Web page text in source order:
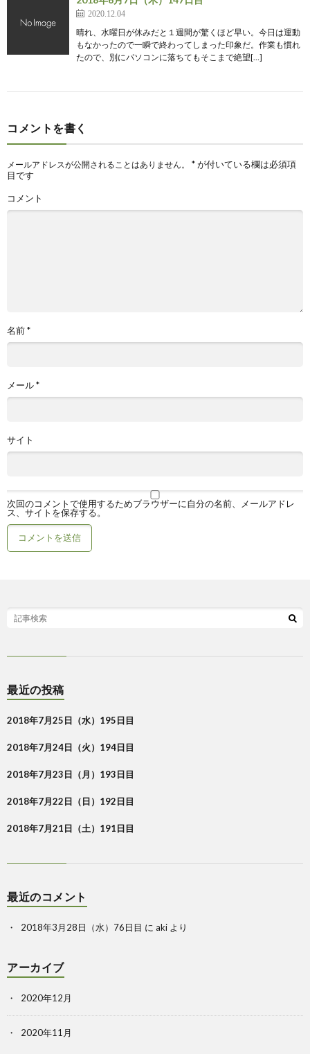
2020.12.04
晴れ、水曜日が休みだと１週間が驚くほど早い。今日は運動
もなかったので一瞬で終わってしまった印象だ。作業も慣れ
たので、別にパソコンに落ちてもそこまで絶望[…]
コメントを書く
メールアドレスが公開されることはありません。 *が付いている欄は必須項
目です
コメント
名前*
メール*
サイト
次回のコメントで使用するためブラウザーに自分の名前、メールアドレ
ス、サイトを保存する。
最近の投稿
2018年7月25日（水）195日目
2018年7月24日（火）194日目
2018年7月23日（月）193日目
2018年7月22日（日）192日目
2018年7月21日（土）191日目
最近のコメント
2018年3月28日（水）76日目 に aki より
アーカイブ
2020年12月
2020年11月